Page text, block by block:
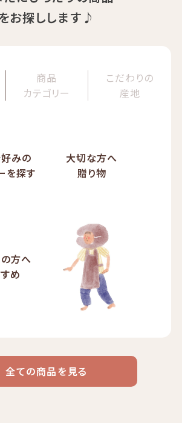
をお探しします♪
商品
カテゴリー
こだわりの
産地
みの
を探す
大切な方へ
贈り物
方へ
め
リキッド
コーヒー
豆・粉
ケニア
全ての商品を見る